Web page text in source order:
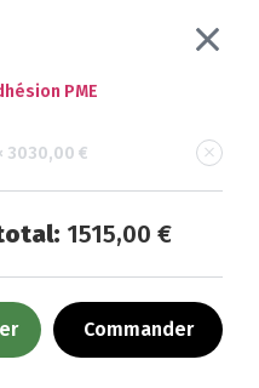
PME
3030,00 €
1515,00 €
Commander
de
et